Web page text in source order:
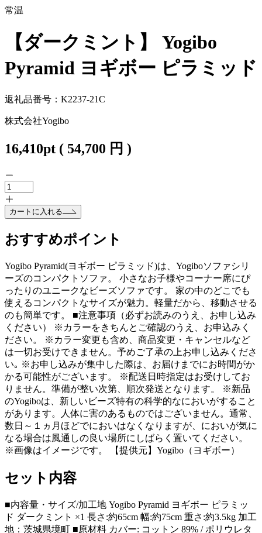
常温
【ダークミント】 Yogibo
Pyramid ヨギボー ピラミッド
返礼品番号：K2237-21C
株式会社Yogibo
16,410pt ( 54,700 円 )
カートに入れる
おすすめポイント
Yogibo Pyramid(ヨギボー ピラミッド)は、Yogiboソファシリ
ーズのコンパクトソファ。 小さなお子様やコーナー席にぴ
ったりのユニークなビーズソファです。 家の中のどこでも
使えるコンパクトなサイズが魅力。軽量だから、移動させる
のも簡単です。 ■注意事項（必ずお読みのうえ、お申し込み
ください） ※カラーをきちんとご確認のうえ、お申込みく
ださい。 ※カラー変更も含め、商品変更・キャンセルなど
は一切お受けできません。予めご了承の上お申し込みくださ
い｡ ※お申し込みが集中した際は、お届けまでにお時間がか
かる可能性がございます。 ※配送日時指定はお受けしてお
りません。準備が整い次第、順次発送となります。 ※新品
のYogiboは、新しいビーズ特有の科学的なにおいがすること
があります。人体に害のあるものではございません。通常、
数日～１ヵ月ほどでにおいはなくなりますが、においが気に
なる場合は風通しの良い場所にしばらく置いてください。
※画像はイメージです。 【提供元】Yogibo（ヨギボー）
セット内容
■内容量・サイズ/加工地 Yogibo Pyramid ヨギボー ピラミッ
ド ダークミント ×1 長さ:約65cm 幅:約75cm 重さ:約3.5kg 加工
地：茨城県境町 ■原材料 カバー: コットン 89% / ポリウレタ